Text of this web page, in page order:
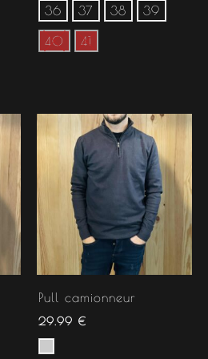
36 37 38 39
40 41
Pull camionneur
29.99 €